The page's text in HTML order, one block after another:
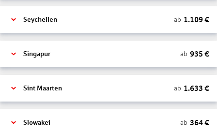
Seychellen ab 1.109€
Singapur ab 935 €
Sint Maarten ab 1.633 €
Slowakei ab 364€